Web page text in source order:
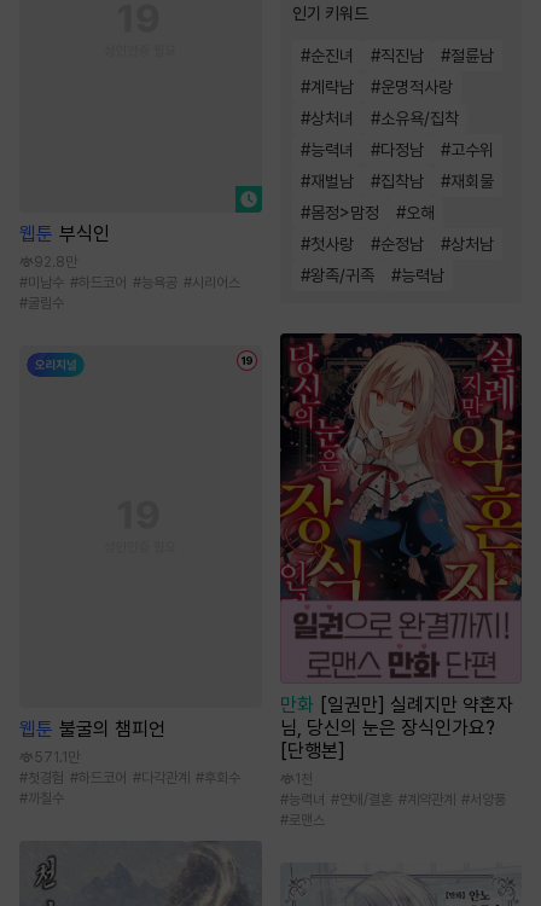
웹툰 부식인
92.8만
#미남수 #하드코어 #능욕공 #시리어스
#굴림수
웹툰 불굴의 챔피언
571.1만
#첫경험 #하드코어 #다각관계 #후회수
#까칠수
인기 키워드
#순진녀 #직진남 #절륜남
#계략남 #운명적사랑
#상처녀 #소유욕/집착
#능력녀 #다정남 #고수위
#재벌남 #집착남 #재회물
#몸정>맘정 #오해
#첫사랑 #순정남 #상처남
#왕족/귀족 #능력남
만화 [일권만] 실례지만 약혼자
님, 당신의 눈은 장식인가요?
[단행본]
1천
#능력녀 #연애/결혼 #계약관계 #서양풍
#로맨스